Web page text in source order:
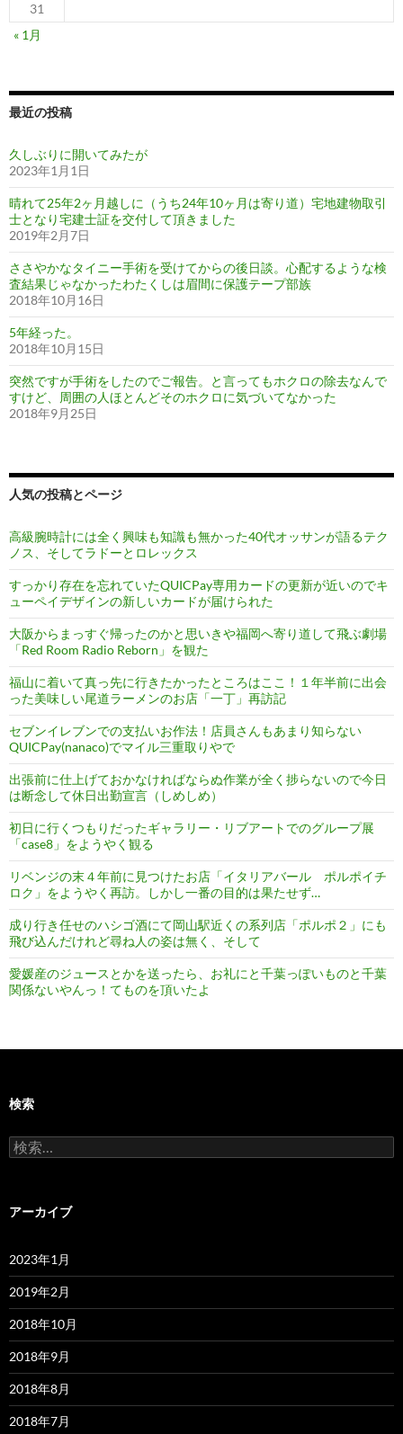
31
« 1月
最近の投稿
久しぶりに開いてみたが
2023年1月1日
晴れて25年2ヶ月越しに（うち24年10ヶ月は寄り道）宅地建物取引
士となり宅建士証を交付して頂きました
2019年2月7日
ささやかなタイニー手術を受けてからの後日談。心配するような検
査結果じゃなかったわたくしは眉間に保護テープ部族
2018年10月16日
5年経った。
2018年10月15日
突然ですが手術をしたのでご報告。と言ってもホクロの除去なんで
すけど、周囲の人ほとんどそのホクロに気づいてなかった
2018年9月25日
人気の投稿とページ
高級腕時計には全く興味も知識も無かった40代オッサンが語るテク
ノス、そしてラドーとロレックス
すっかり存在を忘れていたQUICPay専用カードの更新が近いのでキ
ューペイデザインの新しいカードが届けられた
大阪からまっすぐ帰ったのかと思いきや福岡へ寄り道して飛ぶ劇場
「Red Room Radio Reborn」を観た
福山に着いて真っ先に行きたかったところはここ！１年半前に出会
った美味しい尾道ラーメンのお店「一丁」再訪記
セブンイレブンでの支払いお作法！店員さんもあまり知らない
QUICPay(nanaco)でマイル三重取りやで
出張前に仕上げておかなければならぬ作業が全く捗らないので今日
は断念して休日出勤宣言（しめしめ）
初日に行くつもりだったギャラリー・リブアートでのグループ展
「case8」をようやく観る
リベンジの末４年前に見つけたお店「イタリアバール ポルポイチ
ロク」をようやく再訪。しかし一番の目的は果たせず…
成り行き任せのハシゴ酒にて岡山駅近くの系列店「ポルポ２」にも
飛び込んだけれど尋ね人の姿は無く、そして
愛媛産のジュースとかを送ったら、お礼にと千葉っぽいものと千葉
関係ないやんっ！てものを頂いたよ
検索
検
索:
アーカイブ
2023年1月
2019年2月
2018年10月
2018年9月
2018年8月
2018年7月